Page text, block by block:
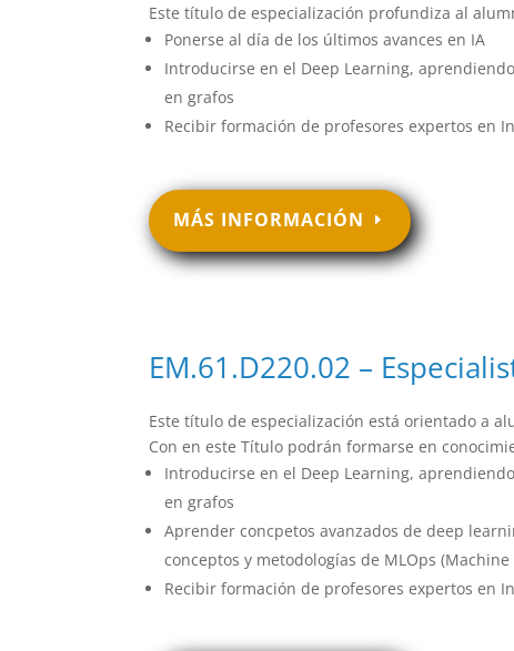
Este título de especialización profundiza al
Ponerse al día de los últimos avances en IA
Introducirse en el Deep Learning,
en grafos
Recibir formación de profesores expertos en
MÁS INFORMACIÓN
EM.61.D220.02 –
Este título de especialización está orientado a
Con en este Título podrán formarse en
Introducirse en el Deep Learning,
en grafos
Aprender concpetos avanzados de deep
conceptos y metodologías de MLOps
Recibir formación de profesores expertos en